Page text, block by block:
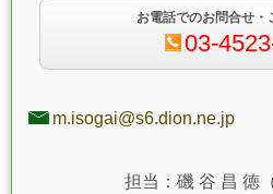
お電話でのお問合せ・
03-
m.isogai@s6.dion.ne.jp
担当：磯 谷 昌 徳